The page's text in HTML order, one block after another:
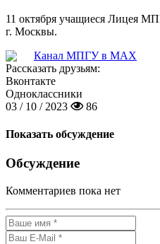
11 октября учащиеся Лицея
г. Москвы.
Канал МПГУ в MAX
Рассказать друзьям:
Вконтакте
Одноклассники
03 / 10 / 2023
86
Показать обсуждение
Обсуждение
Комментариев пока нет